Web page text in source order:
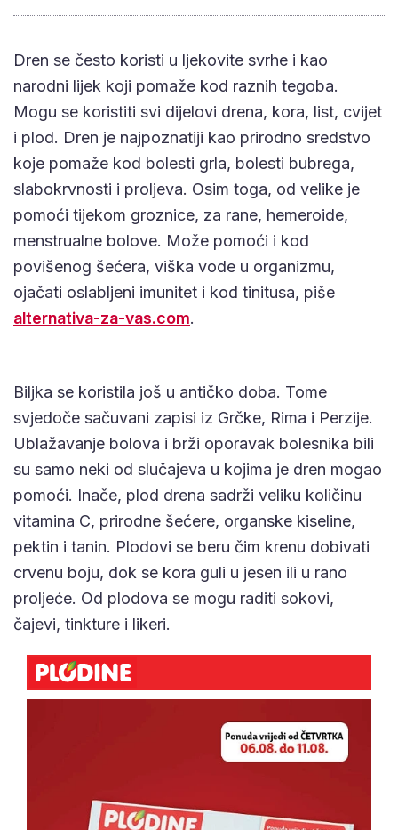
Dren se često koristi u ljekovite svrhe i kao
narodni lijek koji pomaže kod raznih tegoba.
Mogu se koristiti svi dijelovi drena, kora, list, cvijet
i plod. Dren je najpoznatiji kao prirodno sredstvo
koje pomaže kod bolesti grla, bolesti bubrega,
slabokrvnosti i proljeva. Osim toga, od velike je
pomoći tijekom groznice, za rane, hemeroide,
menstrualne bolove. Može pomoći i kod
povišenog šećera, viška vode u organizmu,
ojačati oslabljeni imunitet i kod tinitusa, piše
alternativa-za-vas.com.
Biljka se koristila još u antičko doba. Tome
svjedoče sačuvani zapisi iz Grčke, Rima i Perzije.
Ublažavanje bolova i brži oporavak bolesnika bili
su samo neki od slučajeva u kojima je dren mogao
pomoći. Inače, plod drena sadrži veliku količinu
vitamina C, prirodne šećere, organske kiseline,
pektin i tanin. Plodovi se beru čim krenu dobivati
crvenu boju, dok se kora guli u jesen ili u rano
proljeće. Od plodova se mogu raditi sokovi,
čajevi, tinkture i likeri.